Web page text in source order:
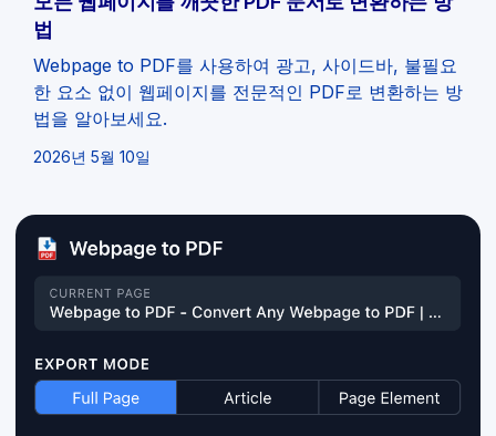
법
Webpage to PDF를 사용하여 광고, 사이드바, 불필요
한 요소 없이 웹페이지를 전문적인 PDF로 변환하는 방
법을 알아보세요.
2026년 5월 10일